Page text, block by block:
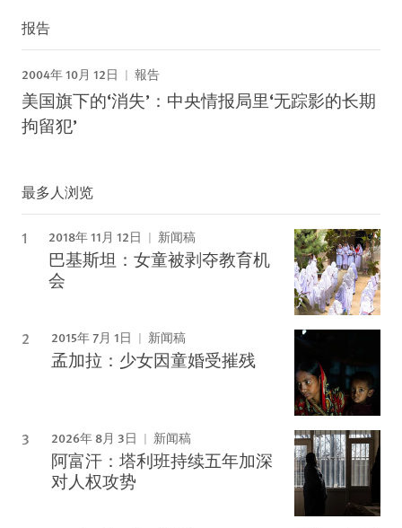
报告
2004年 10月 12日 報告
美国旗下的‘消失’：中央情报局里‘无踪影的长期
拘留犯’
最多人浏览
2018年 11月 12日 新闻稿
巴基斯坦：女童被剥夺教育机
会
2015年 7月 1日 新闻稿
孟加拉：少女因童婚受摧残
2026年 8月 3日 新闻稿
阿富汗：塔利班持续五年加深
对人权攻势